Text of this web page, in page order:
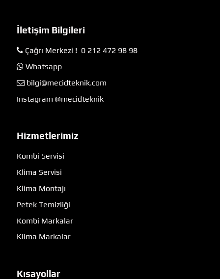
İletişim Bilgileri
Çağrı Merkezi ! 0 212 472 98 98
Whatsapp
bilgi@mecidteknik.com
Instagram @mecidteknik
Hizmetlerimiz
Kombi Servisi
Klima Servisi
Klima Montajı
Petek Temizliği
Kombi Markalar
Klima Markalar
Kısayollar